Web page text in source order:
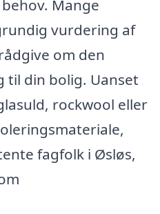
Mange
vurdering af
om den
til din bolig. Uanset
rockwool eller
fagfolk i Øsløs,